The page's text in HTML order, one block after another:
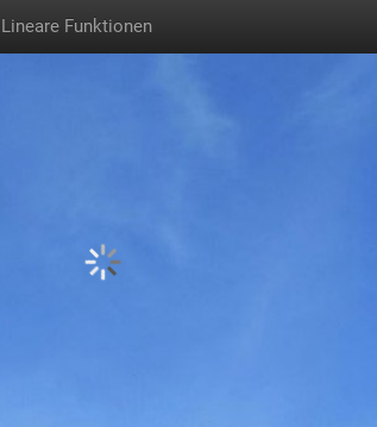
Lineare Funktionen